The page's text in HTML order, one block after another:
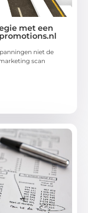
met een
niet de
scan